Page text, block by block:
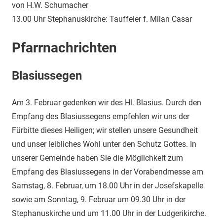
von H.W. Schumacher
13.00 Uhr Stephanuskirche: Tauffeier f. Milan Casar
Pfarrnachrichten
Blasiussegen
Am 3. Februar gedenken wir des Hl. Blasius. Durch den
Empfang des Blasiussegens empfehlen wir uns der
Fürbitte dieses Heiligen; wir stellen unsere Gesundheit
und unser leibliches Wohl unter den Schutz Gottes. In
unserer Gemeinde haben Sie die Möglichkeit zum
Empfang des Blasiussegens in der Vorabendmesse am
Samstag, 8. Februar, um 18.00 Uhr in der Josefskapelle
sowie am Sonntag, 9. Februar um 09.30 Uhr in der
Stephanuskirche und um 11.00 Uhr in der Ludgerikirche.